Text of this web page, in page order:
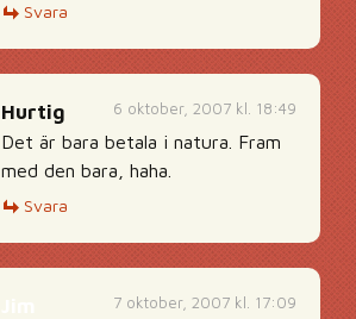
Svara
6 oktober, 2007 kl. 18:49
Hurtig
Det är bara betala i natura. Fram
med den bara, haha.
Svara
7 oktober, 2007 kl. 17:09